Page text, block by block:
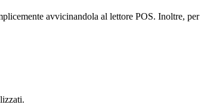
avvicinandola al lettore POS. Inoltre,